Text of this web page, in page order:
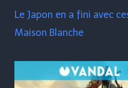
Le Japon en a fini avec
Maison Blanche